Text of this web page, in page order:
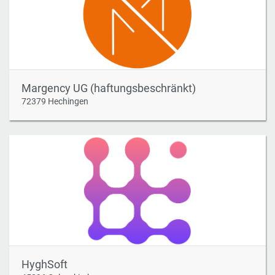
Margency UG (haftungsbeschränkt)
72379 Hechingen
HyghSoft